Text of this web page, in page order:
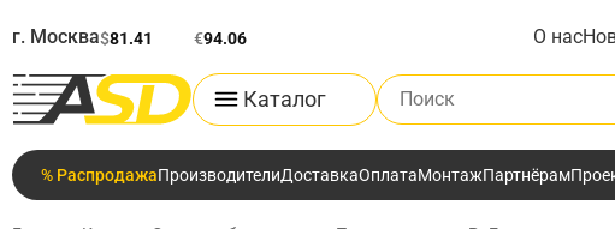
г. Москва$81.41 €94.06 О нас
Каталог
Поиск по каталогу
% РаспродажаПроизводителиДоставкаОплатаМонтажПартнёрам